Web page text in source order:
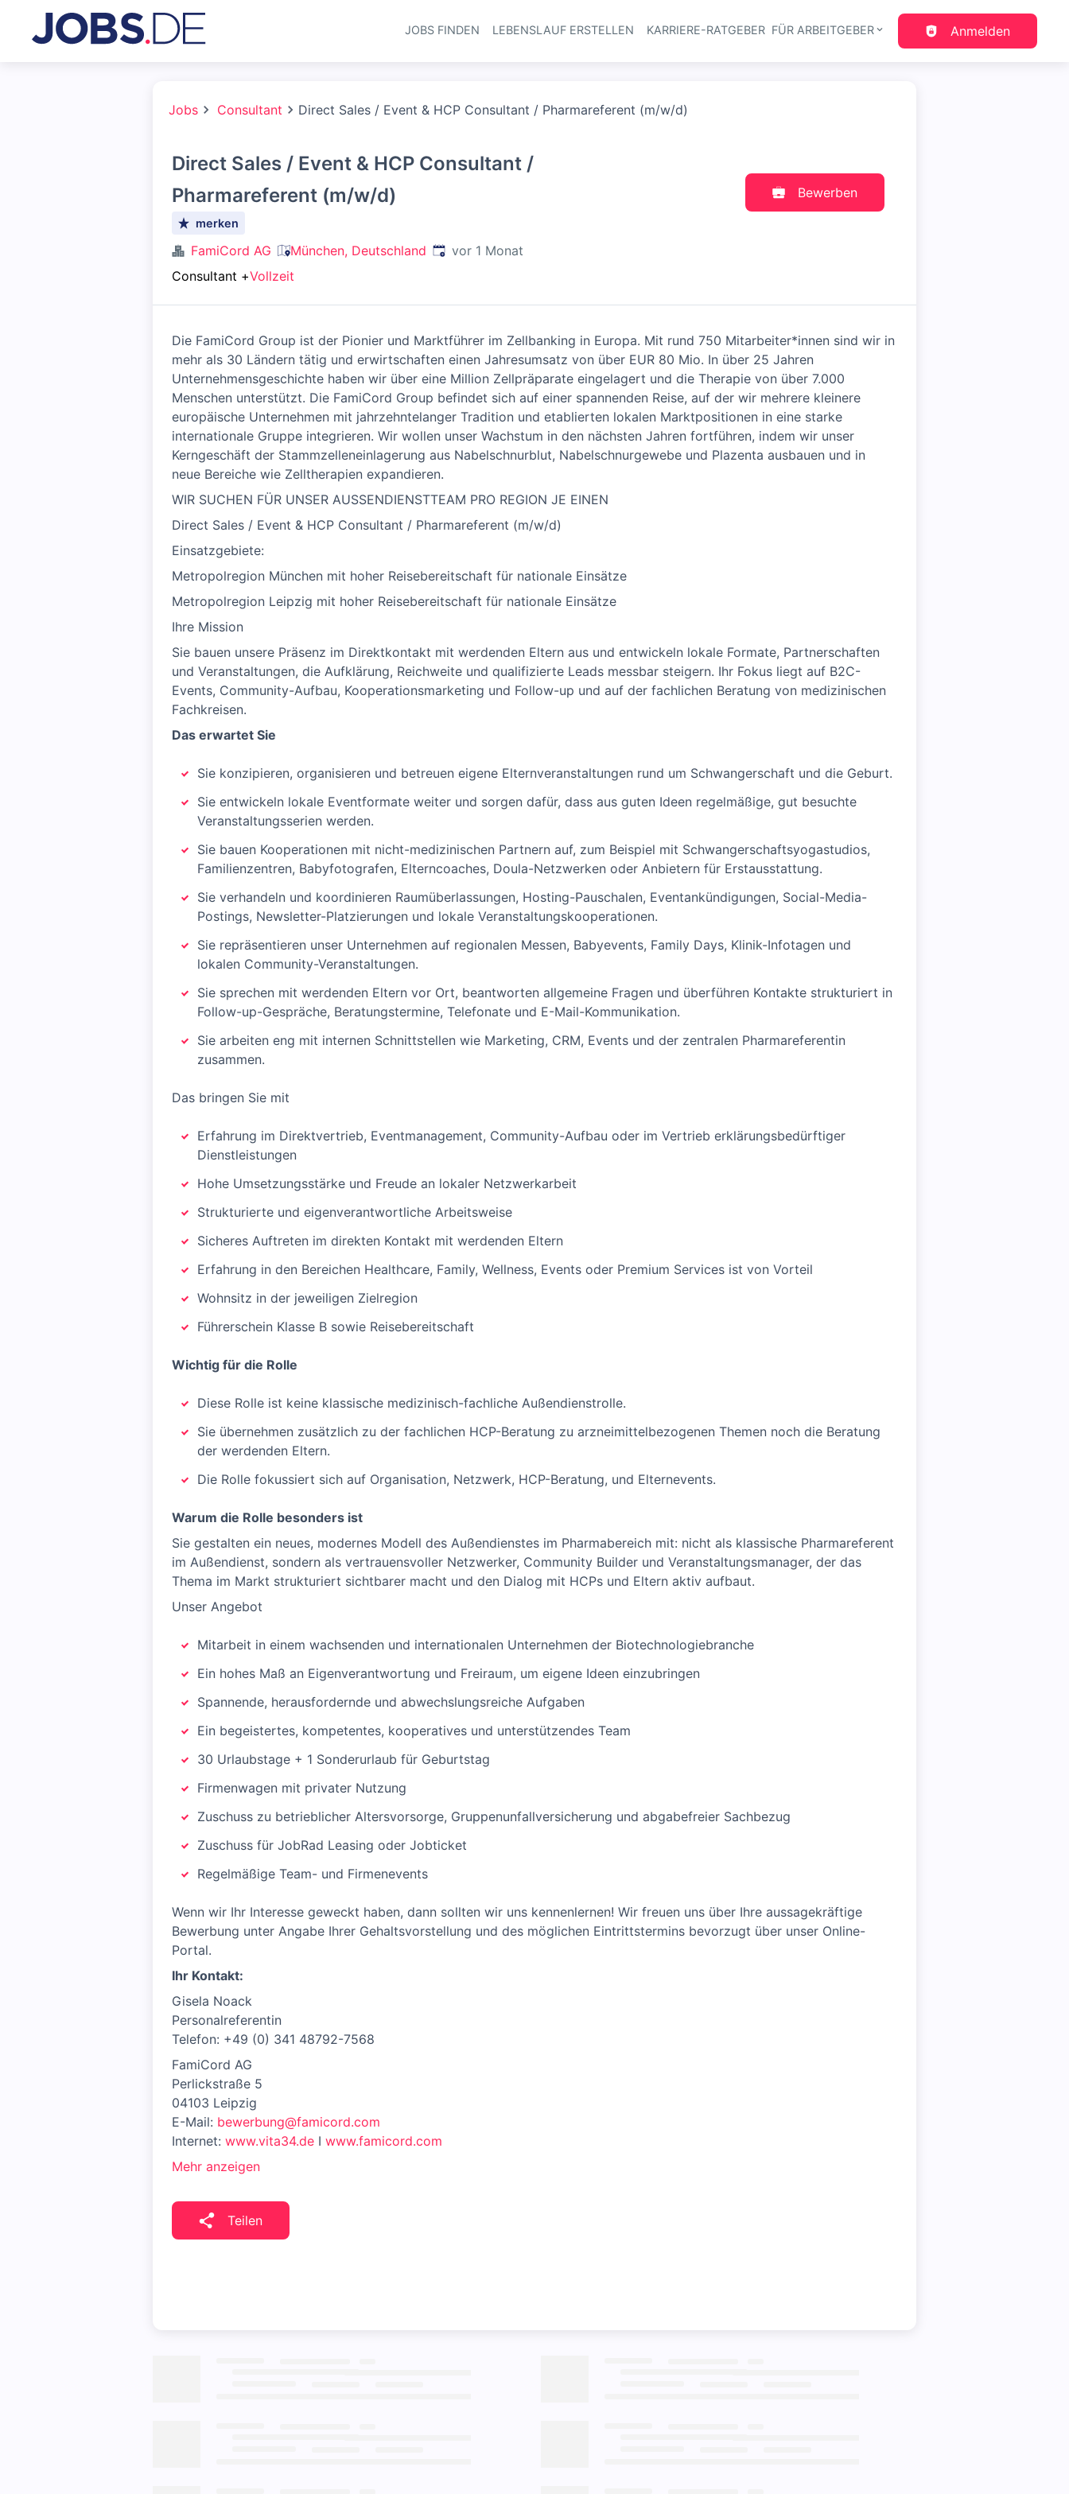
Haupt-Navigation
JOBS FINDEN LEBENSLAUF ERSTELLEN KARRIERE-RATGEBER FÜR ARBEITGEBER Anmelden
Jobs Consultant Direct Sales / Event & HCP Consultant / Pharmareferent (m/w/d)
Direct Sales / Event & HCP Consultant /
Pharmareferent (m/w/d)
merken
FamiCord AG München, Deutschland Veröffentlicht:
vor 1 Monat
Consultant +Vollzeit
Bewerben
Die FamiCord Group ist der Pionier und Marktführer im Zellbanking in Europa. Mit rund 750 Mitarbeiter*innen sind wir in
mehr als 30 Ländern tätig und erwirtschaften einen Jahresumsatz von über EUR 80 Mio. In über 25 Jahren
Unternehmensgeschichte haben wir über eine Million Zellpräparate eingelagert und die Therapie von über 7.000
Menschen unterstützt. Die FamiCord Group befindet sich auf einer spannenden Reise, auf der wir mehrere kleinere
europäische Unternehmen mit jahrzehntelanger Tradition und etablierten lokalen Marktpositionen in eine starke
internationale Gruppe integrieren. Wir wollen unser Wachstum in den nächsten Jahren fortführen, indem wir unser
Kerngeschäft der Stammzelleneinlagerung aus Nabelschnurblut, Nabelschnurgewebe und Plazenta ausbauen und in
neue Bereiche wie Zelltherapien expandieren.
WIR SUCHEN FÜR UNSER AUSSENDIENSTTEAM PRO REGION JE EINEN
Direct Sales / Event & HCP Consultant / Pharmareferent (m/w/d)
Einsatzgebiete:
Metropolregion München mit hoher Reisebereitschaft für nationale Einsätze
Metropolregion Leipzig mit hoher Reisebereitschaft für nationale Einsätze
Ihre Mission
Sie bauen unsere Präsenz im Direktkontakt mit werdenden Eltern aus und entwickeln lokale Formate, Partnerschaften
und Veranstaltungen, die Aufklärung, Reichweite und qualifizierte Leads messbar steigern. Ihr Fokus liegt auf B2C-
Events, Community-Aufbau, Kooperationsmarketing und Follow-up und auf der fachlichen Beratung von medizinischen
Fachkreisen.
Das erwartet Sie
Sie konzipieren, organisieren und betreuen eigene Elternveranstaltungen rund um Schwangerschaft und die Geburt.
Sie entwickeln lokale Eventformate weiter und sorgen dafür, dass aus guten Ideen regelmäßige, gut besuchte
Veranstaltungsserien werden.
Sie bauen Kooperationen mit nicht-medizinischen Partnern auf, zum Beispiel mit Schwangerschaftsyogastudios,
Familienzentren, Babyfotografen, Elterncoaches, Doula-Netzwerken oder Anbietern für Erstausstattung.
Sie verhandeln und koordinieren Raumüberlassungen, Hosting-Pauschalen, Eventankündigungen, Social-Media-
Postings, Newsletter-Platzierungen und lokale Veranstaltungskooperationen.
Sie repräsentieren unser Unternehmen auf regionalen Messen, Babyevents, Family Days, Klinik-Infotagen und
lokalen Community-Veranstaltungen.
Sie sprechen mit werdenden Eltern vor Ort, beantworten allgemeine Fragen und überführen Kontakte strukturiert in
Follow-up-Gespräche, Beratungstermine, Telefonate und E-Mail-Kommunikation.
Sie arbeiten eng mit internen Schnittstellen wie Marketing, CRM, Events und der zentralen Pharmareferentin
zusammen.
Das bringen Sie mit
Erfahrung im Direktvertrieb, Eventmanagement, Community-Aufbau oder im Vertrieb erklärungsbedürftiger
Dienstleistungen
Hohe Umsetzungsstärke und Freude an lokaler Netzwerkarbeit
Strukturierte und eigenverantwortliche Arbeitsweise
Sicheres Auftreten im direkten Kontakt mit werdenden Eltern
Erfahrung in den Bereichen Healthcare, Family, Wellness, Events oder Premium Services ist von Vorteil
Wohnsitz in der jeweiligen Zielregion
Führerschein Klasse B sowie Reisebereitschaft
Wichtig für die Rolle
Diese Rolle ist keine klassische medizinisch-fachliche Außendienstrolle.
Sie übernehmen zusätzlich zu der fachlichen HCP-Beratung zu arzneimittelbezogenen Themen noch die Beratung
der werdenden Eltern.
Die Rolle fokussiert sich auf Organisation, Netzwerk, HCP-Beratung, und Elternevents.
Warum die Rolle besonders ist
Sie gestalten ein neues, modernes Modell des Außendienstes im Pharmabereich mit: nicht als klassische Pharmareferent
im Außendienst, sondern als vertrauensvoller Netzwerker, Community Builder und Veranstaltungsmanager, der das
Thema im Markt strukturiert sichtbarer macht und den Dialog mit HCPs und Eltern aktiv aufbaut.
Unser Angebot
Mitarbeit in einem wachsenden und internationalen Unternehmen der Biotechnologiebranche
Ein hohes Maß an Eigenverantwortung und Freiraum, um eigene Ideen einzubringen
Spannende, herausfordernde und abwechslungsreiche Aufgaben
Ein begeistertes, kompetentes, kooperatives und unterstützendes Team
30 Urlaubstage + 1 Sonderurlaub für Geburtstag
Firmenwagen mit privater Nutzung
Zuschuss zu betrieblicher Altersvorsorge, Gruppenunfallversicherung und abgabefreier Sachbezug
Zuschuss für JobRad Leasing oder Jobticket
Regelmäßige Team- und Firmenevents
Wenn wir Ihr Interesse geweckt haben, dann sollten wir uns kennenlernen! Wir freuen uns über Ihre aussagekräftige
Bewerbung unter Angabe Ihrer Gehaltsvorstellung und des möglichen Eintrittstermins bevorzugt über unser Online-
Portal.
Ihr Kontakt:
Gisela Noack
Personalreferentin
Telefon: +49 (0) 341 48792-7568
FamiCord AG
Perlickstraße 5
04103 Leipzig
E-Mail: bewerbung@famicord.com
Internet: www.vita34.de I www.famicord.com
Mehr anzeigen
Teilen